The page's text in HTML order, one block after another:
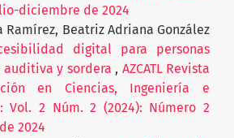
diciembre de 2024
Ramírez, Beatriz Adriana González
digital para personas
auditiva y sordera, AZCATL Revista
en Ciencias, Ingeniería e
Vol. 2 Núm. 2 (2024): Número 2
2024